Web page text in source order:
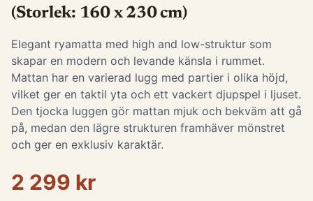
(Storlek: 160 x 230 cm)
Elegant ryamatta med high and low-struktur som
skapar en modern och levande känsla i rummet.
Mattan har en varierad lugg med partier i olika höjd,
vilket ger en taktil yta och ett vackert djupspel i ljuset.
Den tjocka luggen gör mattan mjuk och bekväm att gå
på, medan den lägre strukturen framhäver mönstret
och ger en exklusiv karaktär.
2 299 kr